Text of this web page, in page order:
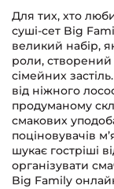
Для тих, хто
суші-сет Big
великий набір,
роли, створений
сімейних
від ніжного
продуманому
смакових
поціновувачів
шукає гостріші
організувати
Big Family